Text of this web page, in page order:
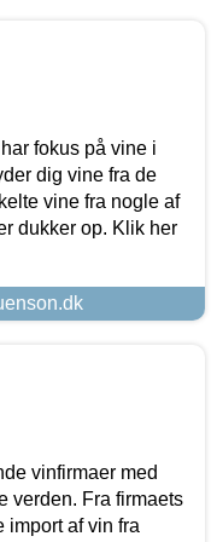
fokus på vine i
dig vine fra de
vine fra nogle af
dukker op. Klik her
vinfirmaer med
verden. Fra firmaets
import af vin fra